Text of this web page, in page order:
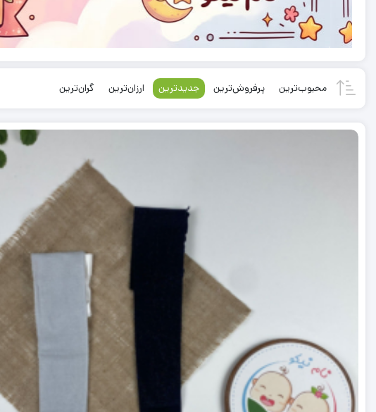
محبوب‌ترین پرفروش‌ترین جدیدترین ارزان‌ترین گران‌ترین